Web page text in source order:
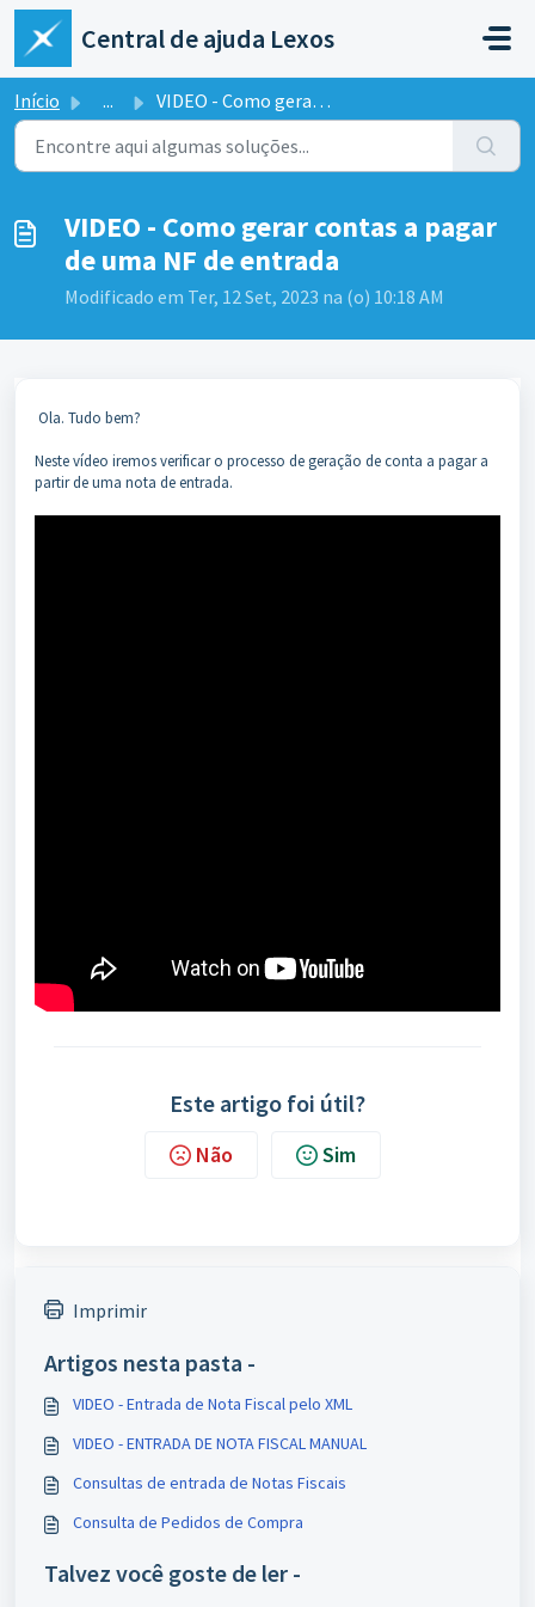
Ir para o conteúdo principal
Central de ajuda Lexos
Início ... VIDEO - Como gerar contas a pagar de uma NF de entrada
VIDEO - Como gerar contas a pagar
de uma NF de entrada
Modificado em Ter, 12 Set, 2023 na (o) 10:18 AM
Ola. Tudo bem?
Neste vídeo iremos verificar o processo de geração de conta a pagar a
partir de uma nota de entrada.
Este artigo foi útil?
Não Sim
Imprimir
Artigos nesta pasta -
VIDEO - Entrada de Nota Fiscal pelo XML
VIDEO - ENTRADA DE NOTA FISCAL MANUAL
Consultas de entrada de Notas Fiscais
Consulta de Pedidos de Compra
Talvez você goste de ler -